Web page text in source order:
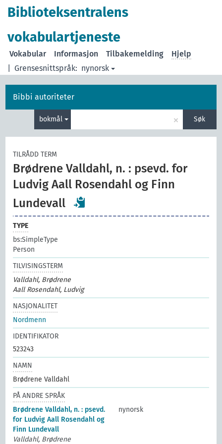
Biblioteksentralens
vokabulartjeneste
Grensesnittspråk: nynorsk
Vokabular Informasjon Tilbakemelding Hjelp
Bibbi autoriteter
bokmål × Søk
TILRÅDD TERM
Brødrene Valldahl, n. : psevd. for
Ludvig Aall Rosendahl og Finn
Lundevall
TYPE
bs:SimpleType
Person
TILVISINGSTERM
Valldahl, Brødrene
Aall Rosendahl, Ludvig
NASJONALITET
Nordmenn
IDENTIFIKATOR
523243
NAMN
Brødrene Valldahl
PÅ ANDRE SPRÅK
Brødrene Valldahl, n. : psevd.
for Ludvig Aall Rosendahl og
Finn Lundevall
nynorsk
Valldahl, Brødrene